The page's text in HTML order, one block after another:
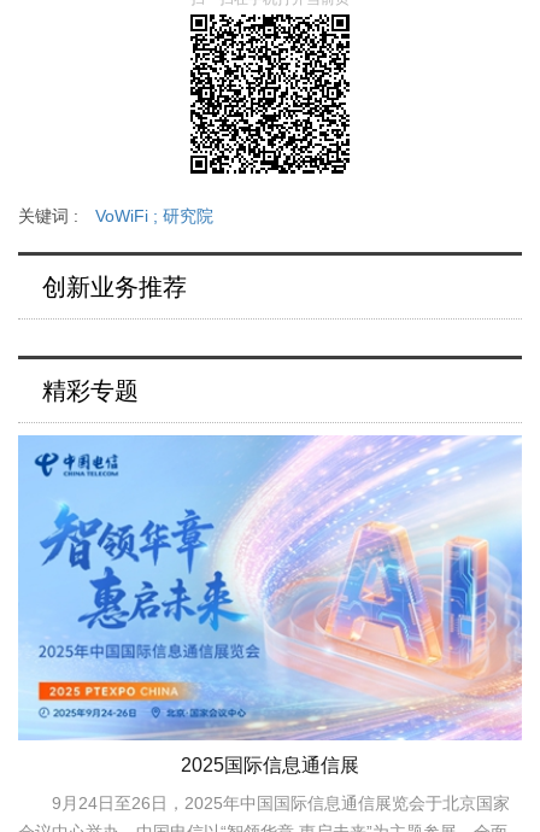
关键词 : VoWiFi ; 研究院
创新业务推荐
精彩专题
2025国际信息通信展
9月24日至26日，2025年中国国际信息通信展览会于北京国家